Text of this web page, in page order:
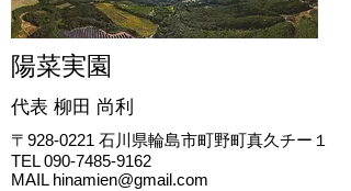
陽菜実園
代表 柳田 尚利
〒928-0221 石川県輪島市町野町真久チー１
TEL090-7485-9162
MAIL hinamien@gmail.com